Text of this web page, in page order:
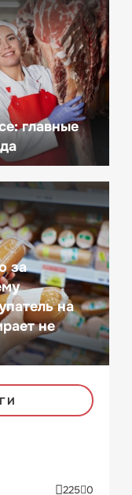
главные
за
на
не
225 0